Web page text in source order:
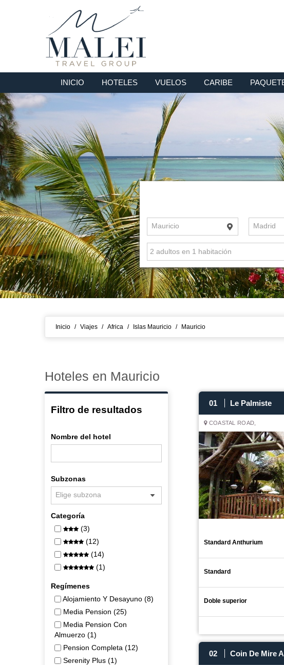
INICIO HOTELES VUELOS CARIBE
Mauricio Madrid
Inicio / Viajes / Africa / Islas Mauricio / Mauricio
Hoteles en Mauricio
Filtro de resultados
Nombre del hotel
Subzonas
Elige subzona
Categoría
(3)
(12)
(14)
(1)
Regímenes
Alojamiento Y Desayuno (8)
Media Pension (25)
Media Pension Con
Almuerzo (1)
Pension Completa (12)
Serenity Plus (1)
01 Le Palmiste
COASTAL ROAD,
Standard Anthurium
Standard
Doble superior
02 Coin De Mire